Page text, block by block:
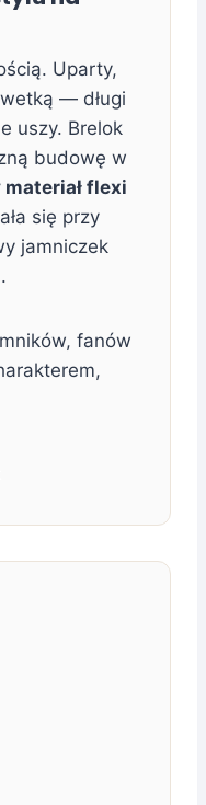
Uparty,
— długi
uszy. Brelok
budowę w
flexi
się przy
jamniczek
fanów